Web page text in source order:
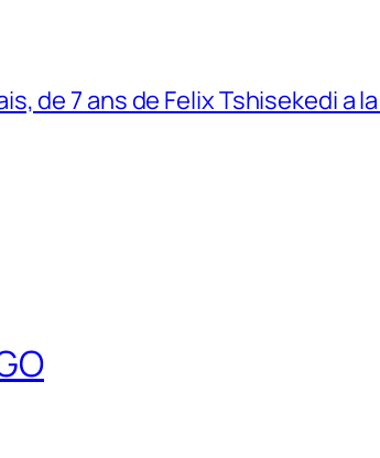
de 7 ans de Felix Tshisekedi a